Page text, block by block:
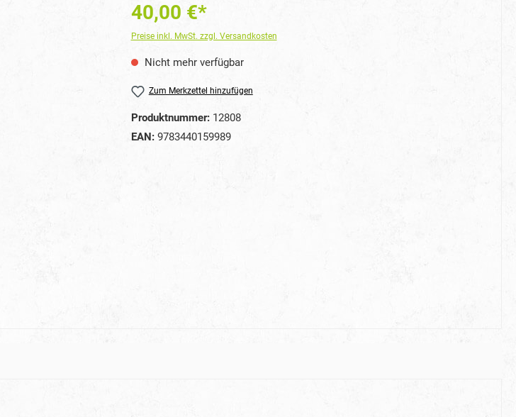
40,00 €*
Preise inkl. MwSt. zzgl. Versandkosten
Nicht mehr verfügbar
Zum Merkzettel hinzufügen
Produktnummer: 12808
EAN: 9783440159989